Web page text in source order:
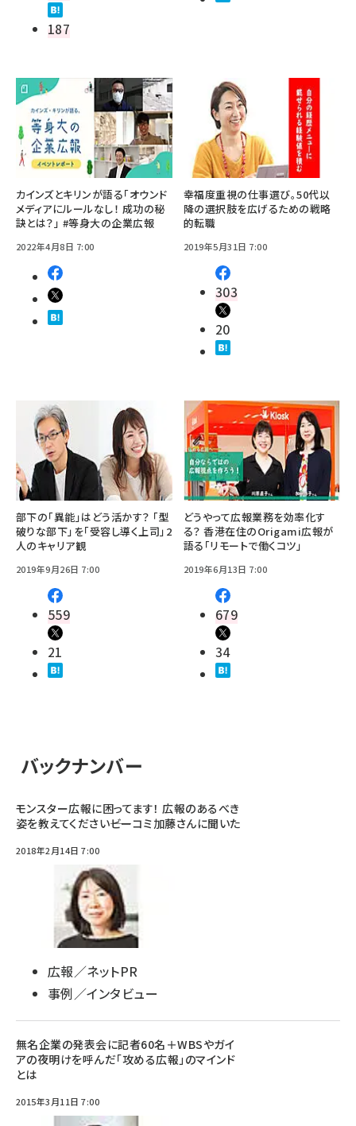
187
カインズとキリンが語る「オウンド
メディアにルールなし！ 成功の秘
訣とは？」 #等身大の企業広報
2022年4月8日 7:00
幸福度重視の仕事選び。50代以
降の選択肢を広げるための戦略
的転職
2019年5月31日 7:00
303
20
部下の「異能」はどう活かす？ 「型
破りな部下」を「受容し導く上司」2
人のキャリア観
2019年9月26日 7:00
559
21
どうやって広報業務を効率化す
る？ 香港在住のOrigami広報が
語る「リモートで働くコツ」
2019年6月13日 7:00
679
34
バックナンバー
モンスター広報に困ってます！ 広報のあるべき
姿を教えてください――ビーコミ加藤さんに聞いた
2018年2月14日 7:00
広報／ネットPR
事例／インタビュー
無名企業の発表会に記者60名＋WBSやガイ
アの夜明けを呼んだ「攻める広報」のマインド
とは
2015年3月11日 7:00